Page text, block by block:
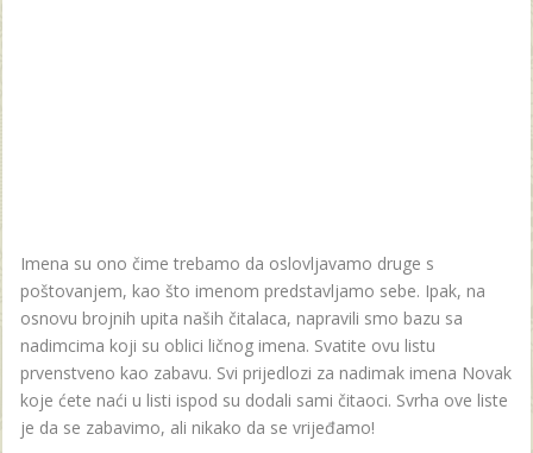
Imena su ono čime trebamo da oslovljavamo druge s
poštovanjem, kao što imenom predstavljamo sebe. Ipak, na
osnovu brojnih upita naših čitalaca, napravili smo bazu sa
nadimcima koji su oblici ličnog imena. Svatite ovu listu
prvenstveno kao zabavu. Svi prijedlozi za nadimak imena Novak
koje ćete naći u listi ispod su dodali sami čitaoci. Svrha ove liste
je da se zabavimo, ali nikako da se vrijeđamo!